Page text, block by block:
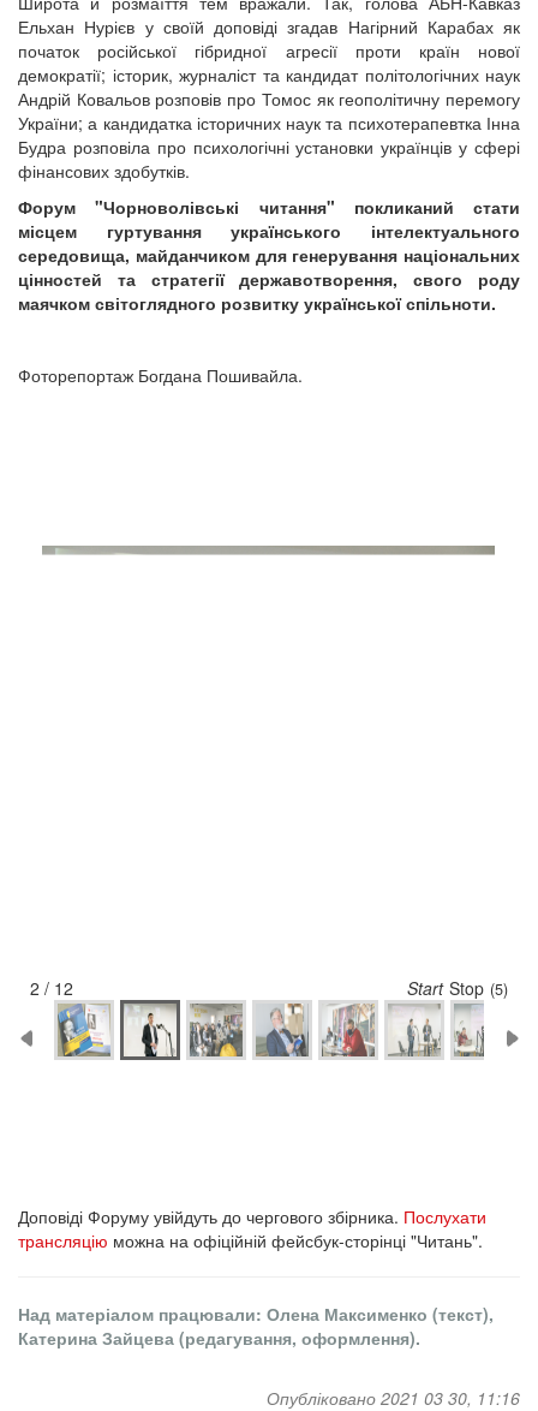
Ельхан Нурієв у своїй доповіді згадав Нагірний Карабах як
початок російської гібридної агресії проти країн нової
демократії; історик, журналіст та кандидат політологічних наук
Андрій Ковальов розповів про Томос як геополітичну перемогу
України; а кандидатка історичних наук та психотерапевтка Інна
Будра розповіла про психологічні установки українців у сфері
фінансових здобутків.
Форум "Чорноволівські читання" покликаний стати
місцем гуртування українського інтелектуального
середовища, майданчиком для генерування національних
цінностей та стратегії державотворення, свого роду
маячком світоглядного розвитку української спільноти.
Фоторепортаж Богдана Пошивайла.
2 / 12 Start Stop (5)
Доповіді Форуму увійдуть до чергового збірника. Послухати
трансляцію можна на офіційній фейсбук-сторінці "Читань".
Над матеріалом працювали: Олена Максименко (текст),
Катерина Зайцева (редагування, оформлення).
Опубліковано 2021 03 30, 11:16